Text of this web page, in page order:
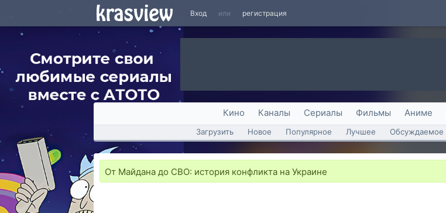
Вход или регистрация
Кино Каналы Сериалы Фильмы Аниме
Загрузить Новое Популярное Лучшее Обсуждаемое
От Майдана до СВО: история конфликта на Украине